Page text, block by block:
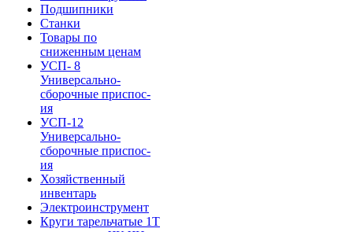
Подшипники
Станки
Товары по
сниженным ценам
УСП- 8
Универсально-
сборочные приспос-
ия
УСП-12
Универсально-
сборочные приспос-
ия
Хозяйственный
инвентарь
Электроинструмент
Круги тарельчатые 1Т